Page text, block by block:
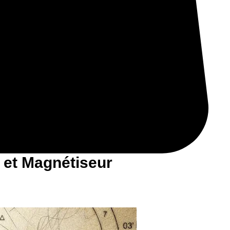
Magnétiseur